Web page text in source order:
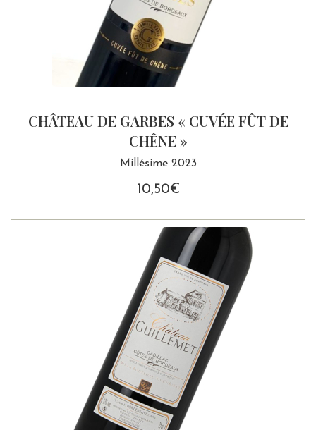
CHÂTEAU DE GARBES « CUVÉE FÛT DE
CHÊNE »
Millésime 2023
10,50€